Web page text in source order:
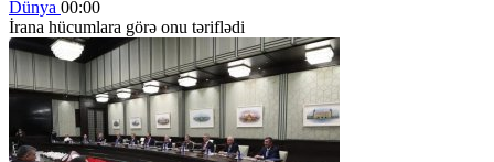
Dünya 00:00
İrana hücumlara görə onu təriflədi